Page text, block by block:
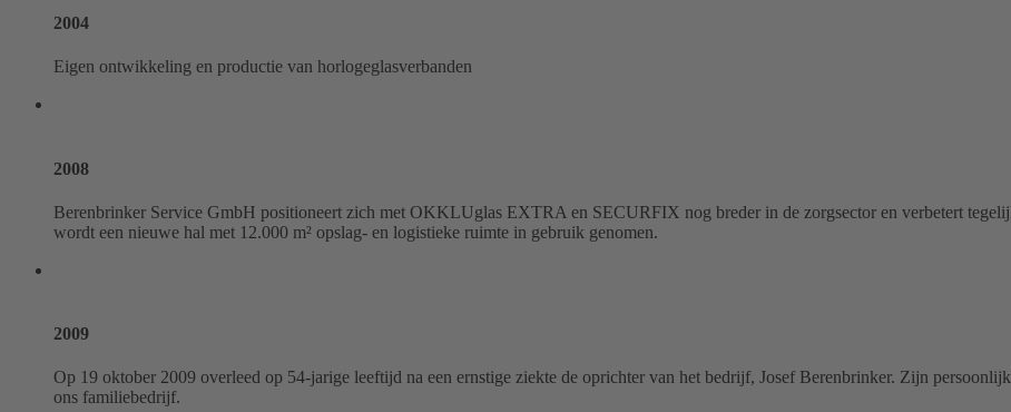
2004
Eigen ontwikkeling en productie van horlogeglasverbanden
2008
Berenbrinker Service GmbH positioneert zich met OKKLUglas EXTRA en SECURFIX nog breder in de zorgsector en verbetert
wordt een nieuwe hal met 12.000 m² opslag- en logistieke ruimte in gebruik genomen.
2009
Op 19 oktober 2009 overleed op 54-jarige leeftijd na een ernstige ziekte de oprichter van het bedrijf, Josef Berenbrinker. Zijn
ons familiebedrijf.